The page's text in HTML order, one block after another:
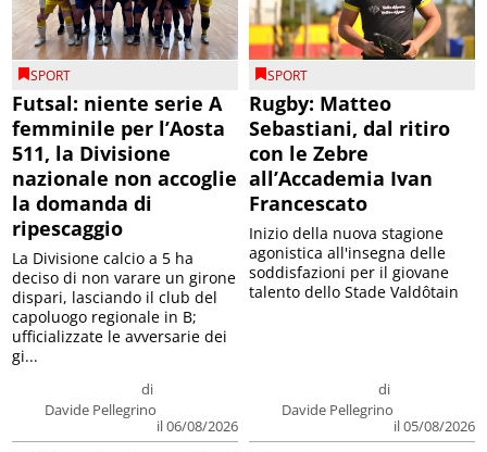
SPORT
Futsal: niente serie A
femminile per l’Aosta
511, la Divisione
nazionale non accoglie
la domanda di
ripescaggio
di
Davide Pellegrino
il 06/08/2026
La Divisione calcio a 5 ha
deciso di non varare un girone
dispari, lasciando il club del
capoluogo regionale in B;
ufficializzate le avversarie dei
gi...
SPORT
Rugby: Matteo
Sebastiani, dal ritiro
con le Zebre
all’Accademia Ivan
Francescato
di
Davide Pellegrino
il 05/08/2026
Inizio della nuova stagione
agonistica all'insegna delle
soddisfazioni per il giovane
talento dello Stade Valdôtain